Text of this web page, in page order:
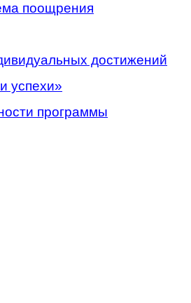
поощрения
достижений
успехи»
программы